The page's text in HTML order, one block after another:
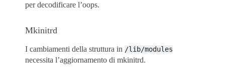
per decodificare l’oops.
Mkinitrd
I cambiamenti della struttura in /lib/modules
necessita l’aggiornamento di mkinitrd.